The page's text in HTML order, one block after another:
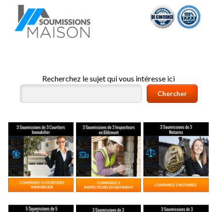
Recherchez le sujet qui vous intéresse ici